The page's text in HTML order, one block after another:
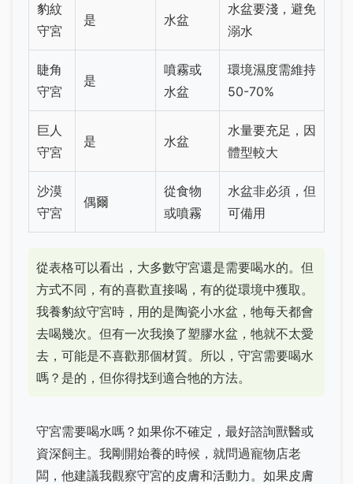
豹紋
守宮
是 水盆
水盆要淺，避免
溺水
睫角
守宮
是
噴霧或
水盆
環境濕度需維持
50-70%
巨人
守宮
是 水盆
水量要充足，因
體型較大
沙漠
守宮
偶爾
從食物
或噴霧
水盆非必須，但
可備用
從表格可以看出，大多數守宮還是需要喝水的。但
方式不同，有的喜歡直接喝，有的從環境中獲取。
我養豹紋守宮時，用的是陶瓷小水盆，牠每天都會
去喝幾次。但有一次我換了塑膠水盆，牠就不太愛
去，可能是不喜歡那個材質。所以，守宮需要喝水
嗎？是的，但你得找到適合牠的方法。
守宮需要喝水嗎？如果你不確定，最好諮詢獸醫或
資深飼主。我剛開始養的時候，就問過寵物店老
闆，他建議我觀察守宮的皮膚和活動力。如果皮膚